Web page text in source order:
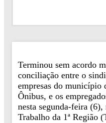
Terminou sem acordo
conciliação entre o
empresas do município
Ônibus, e os
nesta segunda-feira
Trabalho da 1ª Região